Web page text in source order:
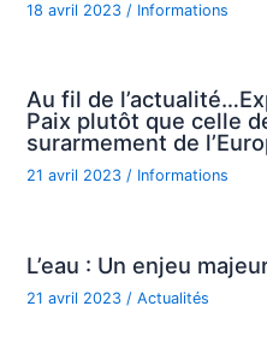
18 avril 2023/ Informations
Au fil de
Paix plutôt que celle
surarmement de
21 avril 2023/ Informations
L’eau : Un enjeu
21 avril 2023 /Actualités